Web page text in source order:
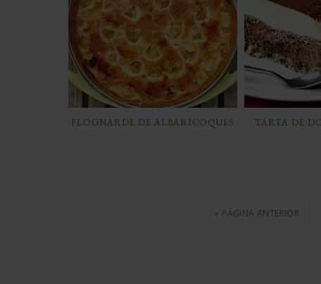
FLOGNARDE DE ALBARICOQUES TARTA DE
« PÁGINA ANTERIOR